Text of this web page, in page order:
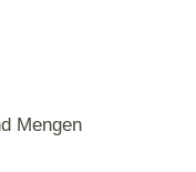
Mengen